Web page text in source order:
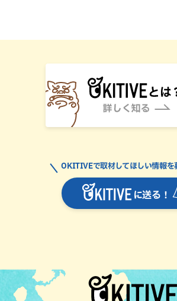
に送る！
OKITIVEで取材してほしい情報を